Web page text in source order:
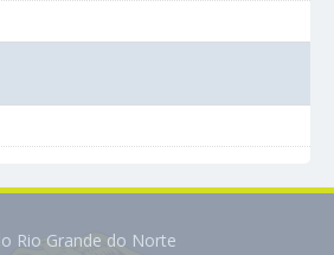
Rio Grande do Norte